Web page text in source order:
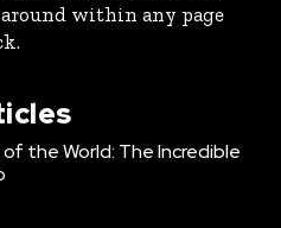
around within any page
the World: The Incredible